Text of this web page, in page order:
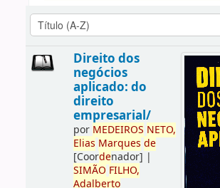
Direito dos
negócios
aplicado: do
direito
empresarial/
por MEDEIROS NETO,
Elias Marques de
[Coordenador] |
SIMÃO FILHO,
Adalberto